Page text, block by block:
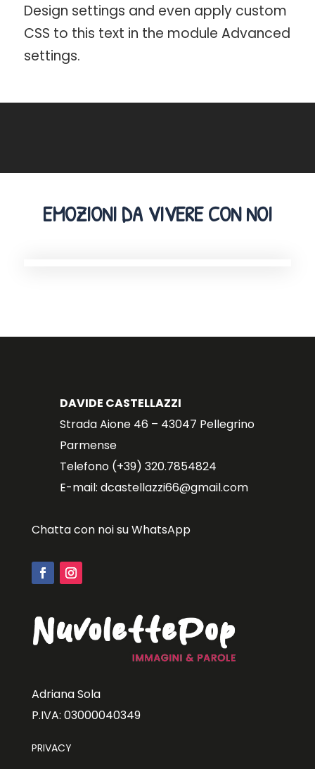
Design settings and even apply custom
CSS to this text in the module Advanced
settings.
EMOZIONI DA VIVERE CON NOI
DAVIDE CASTELLAZZI
Strada Aione 46 – 43047 Pellegrino
Parmense
Telefono (+39) 320.7854824
E-mail: dcastellazzi66@gmail.com
Chatta con noi su WhatsApp
Adriana Sola
P.IVA: 03000040349
PRIVACY